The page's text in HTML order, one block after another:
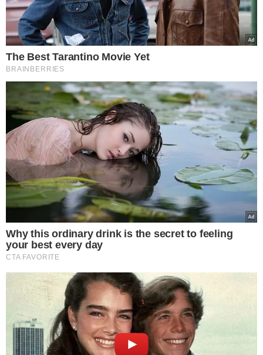
voltar atrás, mesmo quando surgem dúvidas profundas
sobre o futuro da relação.